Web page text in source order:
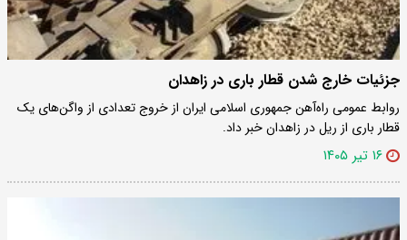
جزئیات خارج شدن قطار باری در زاهدان
روابط عمومی راه‌آهن جمهوری اسلامی ایران از خروج تعدادی از واگن‌های یک
قطار باری از ریل در زاهدان خبر داد.
۱۶ تیر ۱۴۰۵